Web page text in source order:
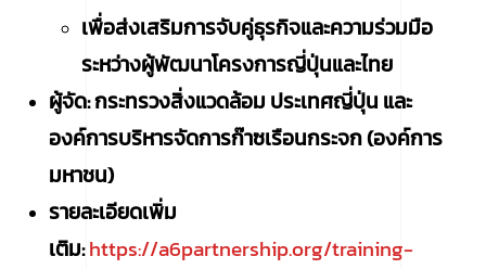
เพื่อส่งเสริมการจับคู่ธุรกิจและความร่วมมือ
ระหว่างผู้พัฒนาโครงการญี่ปุ่นและไทย
ผู้จัด:กระทรวงสิ่งแวดล้อม ประเทศญี่ปุ่น และ
องค์การบริหารจัดการก๊าซเรือนกระจก (องค์การ
มหาชน)
รายละเอียดเพิ่ม
เติม:https://a6partnership.org/training-